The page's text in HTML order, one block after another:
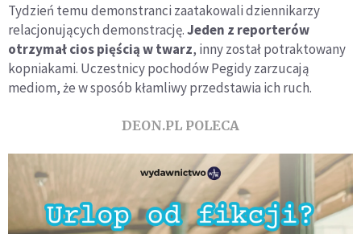
Tydzień temu demonstranci zaatakowali dziennikarzy
relacjonujących demonstrację.Jeden z reporterów
otrzymał cios pięścią w twarz, inny został potraktowany
kopniakami. Uczestnicy pochodów Pegidy zarzucają
mediom, że w sposób kłamliwy przedstawia ich ruch.
DEON.PL POLECA